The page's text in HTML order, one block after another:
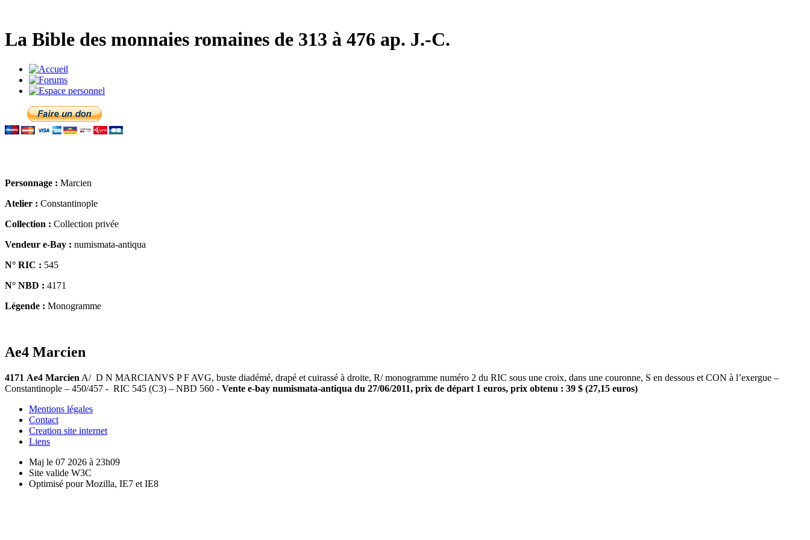
La Bible des monnaies romaines de 313 à 476 ap. J.-C.
Personnage : Marcien
Atelier : Constantinople
Collection : Collection privée
Vendeur e-Bay : numismata-antiqua
N° RIC : 545
N° NBD : 4171
Légende : Monogramme
Ae4 Marcien
4171 Ae4 Marcien A/ D N MARCIANVS P F AVG, buste diadémé, drapé et cuirassé à droite, R/ monogramme numéro 2 du RIC sous une croix, dans une couronne, S en dessous et CON à l’exergue –
Constantinople – 450/457 - RIC 545 (C3) – NBD 560 - Vente e-bay numismata-antiqua du 27/06/2011, prix de départ 1 euros, prix obtenu : 39 $ (27,15 euros)
Mentions légales
Contact
Creation site internet
Liens
Maj le 07 2026 à 23h09
Site valide W3C
Optimisé pour Mozilla, IE7 et IE8